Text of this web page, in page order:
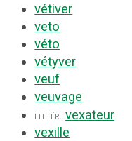
vétiver
veto
véto
vétyver
veuf
veuvage
littér. vexateur
vexille